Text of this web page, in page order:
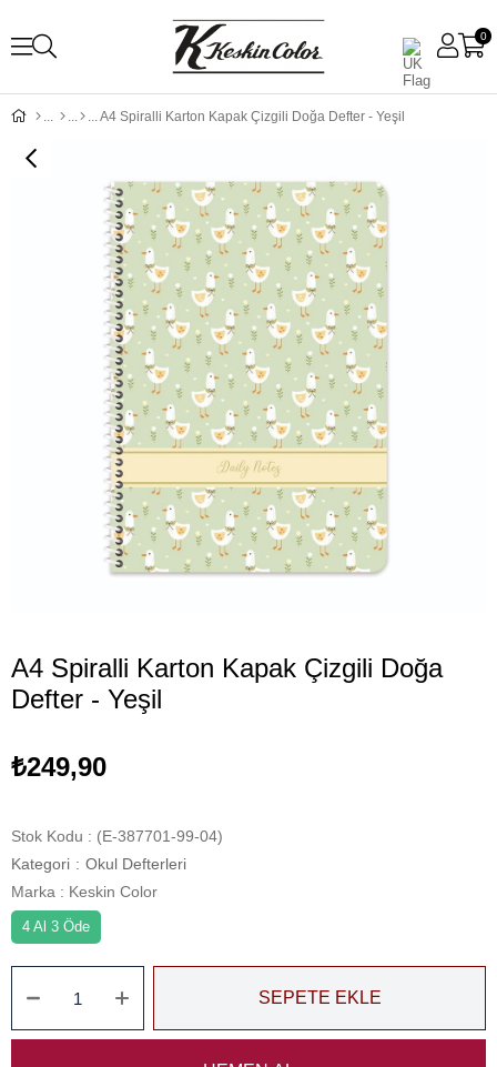
0
A4 Spiralli Karton Kapak Çizgili Doğa Defter - Yeşil
A4 Spiralli Karton Kapak Çizgili Doğa
Defter - Yeşil
₺249,90
Stok Kodu
(E-387701-99-04)
Kategori : Okul Defterleri
Marka : Keskin Color
4 Al 3 Öde